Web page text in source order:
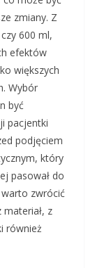
zmiany. Z
600 ml,
efektów
większych
Wybór
być
pacjentki
podjęciem
który
pasował do
zwrócić
z
również